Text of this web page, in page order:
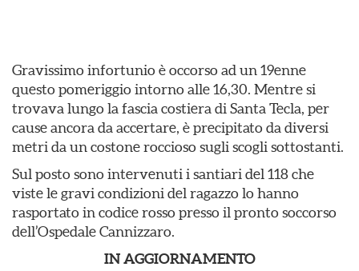
Gravissimo infortunio è occorso ad un 19enne
questo pomeriggio intorno alle 16,30. Mentre si
trovava lungo la fascia costiera di Santa Tecla, per
cause ancora da accertare, è precipitato da diversi
metri da un costone roccioso sugli scogli sottostanti.
Sul posto sono intervenuti i santiari del 118 che
viste le gravi condizioni del ragazzo lo hanno
rasportato in codice rosso presso il pronto soccorso
dell’Ospedale Cannizzaro.
IN AGGIORNAMENTO